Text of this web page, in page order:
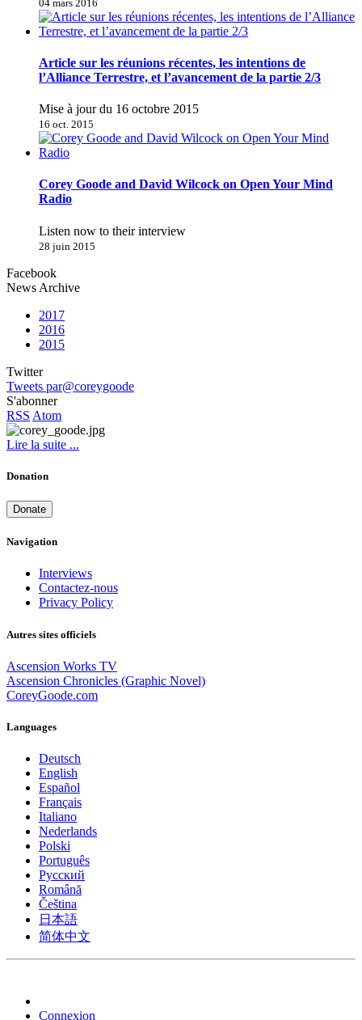
04 mars 2016
Article sur les réunions récentes, les intentions de
l’Alliance Terrestre, et l’avancement de la partie 2/3
Mise à jour du 16 octobre 2015
16 oct. 2015
Corey Goode and David Wilcock on Open Your Mind
Radio
Listen now to their interview
28 juin 2015
Facebook
News Archive
2017
2016
2015
Twitter
Tweets par@coreygoode
S'abonner
RSS Atom
Lire la suite ...
Donation
Donate
Navigation
Interviews
Contactez-nous
Privacy Policy
Autres sites officiels
Ascension Works TV
Ascension Chronicles (Graphic Novel)
CoreyGoode.com
Languages
Deutsch
English
Español
Français
Italiano
Nederlands
Polski
Português
Pусский
Română
Čeština
日本語
简体中文
Connexion